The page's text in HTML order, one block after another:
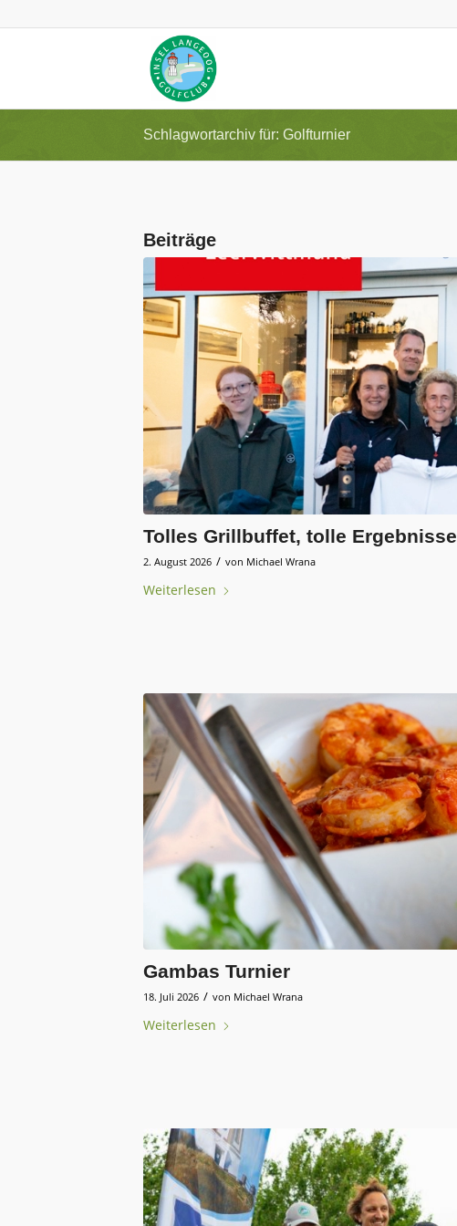
Schlagwortarchiv für: Golfturnier
Beiträge
Tolles Grillbuffet, tolle Ergebnisse
2. August 2026 / von Michael Wrana
Weiterlesen
Gambas Turnier
18. Juli 2026 / von Michael Wrana
Weiterlesen